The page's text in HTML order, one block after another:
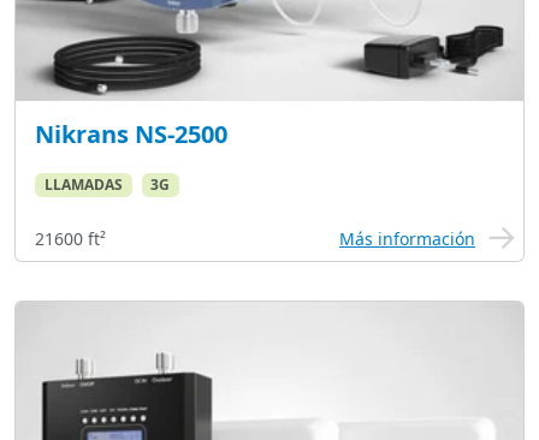
Nikrans NS-2500
LLAMADAS 3G
21600 ft² Más información